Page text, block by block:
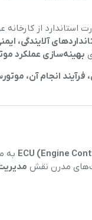
استاندارد از کارخانه
آلایندگی،
بهینه‌سازی عملکرد
به
مدرن نقش